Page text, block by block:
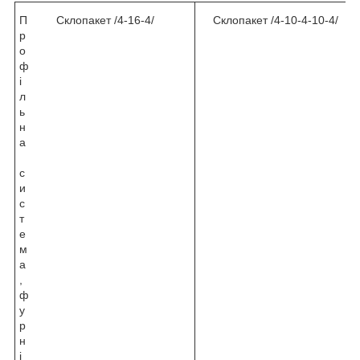
П
р
о
ф
і
л
ь
н
а
с
и
с
т
е
м
а
,
ф
у
р
н
і
Склопакет /4-16-4/ Склопакет /4-10-4-10-4/